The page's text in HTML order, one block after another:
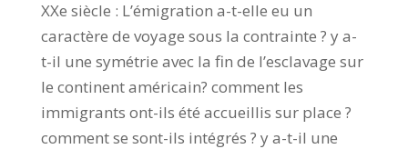
XXe siècle : L’émigration a-t-elle eu un
caractère de voyage sous la contrainte ? y a-
t-il une symétrie avec la fin de l’esclavage sur
le continent américain? comment les
immigrants ont-ils été accueillis sur place ?
comment se sont-ils intégrés ? y a-t-il une